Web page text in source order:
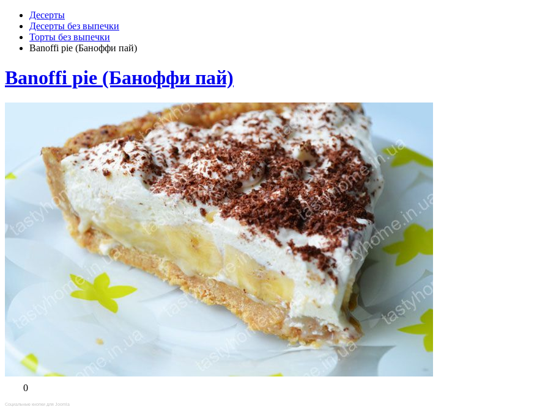
Десерты
Десерты без выпечки
Торты без выпечки
Banoffi pie (Баноффи пай)
Banoffi pie (Баноффи пай)
0
Социальные кнопки для Joomla